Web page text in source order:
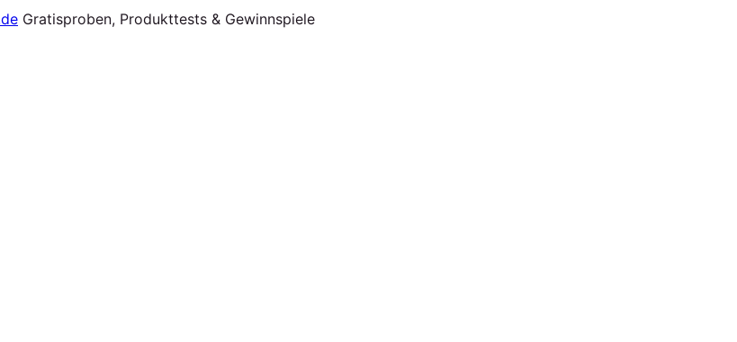
Gratisproben, Produkttests & Gewinnspiele